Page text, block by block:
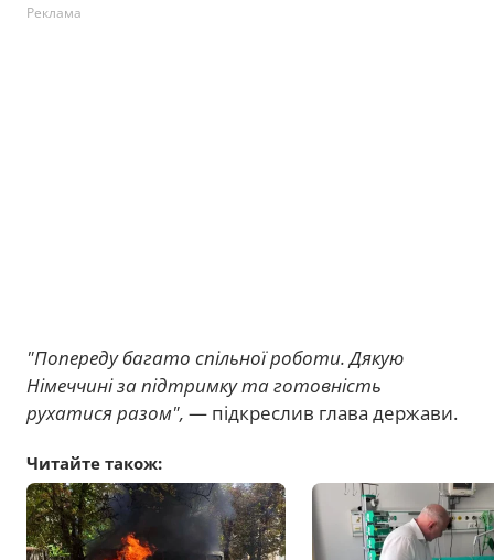
Реклама
"Попереду багато спільної роботи. Дякую
Німеччині за підтримку та готовність
рухатися разом", — підкреслив глава держави.
Читайте також: